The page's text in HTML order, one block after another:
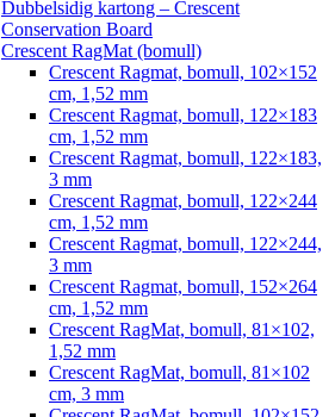
Dubbelsidig kartong – Crescent
Conservation Board
Crescent RagMat (bomull)
Crescent Ragmat, bomull, 102×152
cm, 1,52 mm
Crescent Ragmat, bomull, 122×183
cm, 1,52 mm
Crescent Ragmat, bomull, 122×183,
3 mm
Crescent Ragmat, bomull, 122×244
cm, 1,52 mm
Crescent Ragmat, bomull, 122×244,
3 mm
Crescent Ragmat, bomull, 152×264
cm, 1,52 mm
Crescent RagMat, bomull, 81×102,
1,52 mm
Crescent RagMat, bomull, 81×102
cm, 3 mm